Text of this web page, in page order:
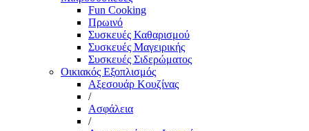
Fun Cooking
Πρωινό
Συσκευές Καθαρισμού
Συσκευές Μαγειρικής
Συσκευές Σιδερώματος
Οικιακός Εξοπλισμός
Αξεσουάρ Κουζίνας
/
Ασφάλεια
/